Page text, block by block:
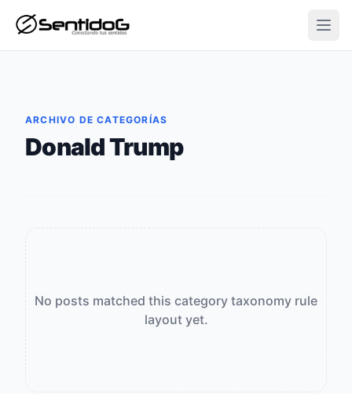
ARCHIVO DE CATEGORÍAS
Donald Trump
No posts matched this category taxonomy rule
layout yet.